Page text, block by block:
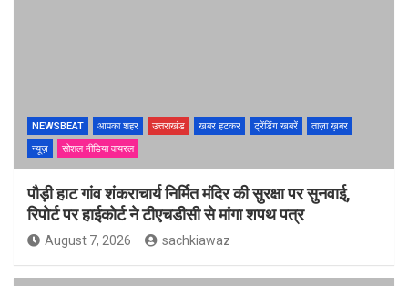
NEWSBEAT आपका शहर उत्तराखंड खबर हटकर ट्रेंडिंग खबरें
ताज़ा ख़बर
न्यूज़
सोशल मीडिया वायरल
पौड़ी हाट गांव शंकराचार्य निर्मित मंदिर की सुरक्षा पर सुनवाई,
रिपोर्ट पर हाईकोर्ट ने टीएचडीसी से मांगा शपथ पत्र
August 7, 2026 sachkiawaz